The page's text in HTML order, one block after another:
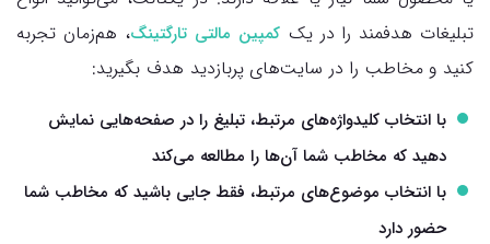
تبلیغات هدفمند را در یک کمپین مالتی تارگتینگ، هم‌زمان تجربه
کنید و مخاطب را در سایت‌های پربازدید هدف بگیرید:
با انتخاب کلیدواژه‌های مرتبط، تبلیغ را در صفحه‌هایی نمایش
دهید که مخاطب شما آن‌ها را مطالعه می‌کند
با انتخاب موضوع‌های مرتبط، فقط جایی باشید که مخاطب شما
حضور دارد